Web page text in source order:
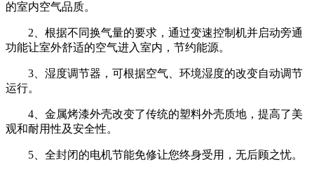
的室内空气品质。
2、根据不同换气量的要求，通过变速控制机并启动旁通
功能让室外舒适的空气进入室内，节约能源。
3、湿度调节器，可根据空气、环境湿度的改变自动调节
运行。
4、金属烤漆外壳改变了传统的塑料外壳质地，提高了美
观和耐用性及安全性。
5、全封闭的电机节能免修让您终身受用，无后顾之忧。